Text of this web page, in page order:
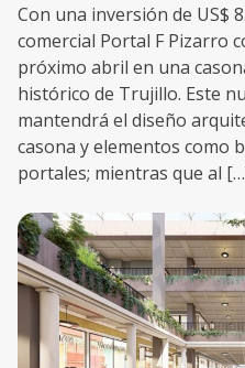
Con una inversión de US$
comercial Portal F Pizarro
próximo abril en una
histórico de Trujillo. Este
mantendrá el diseño
casona y elementos como
portales; mientras que al